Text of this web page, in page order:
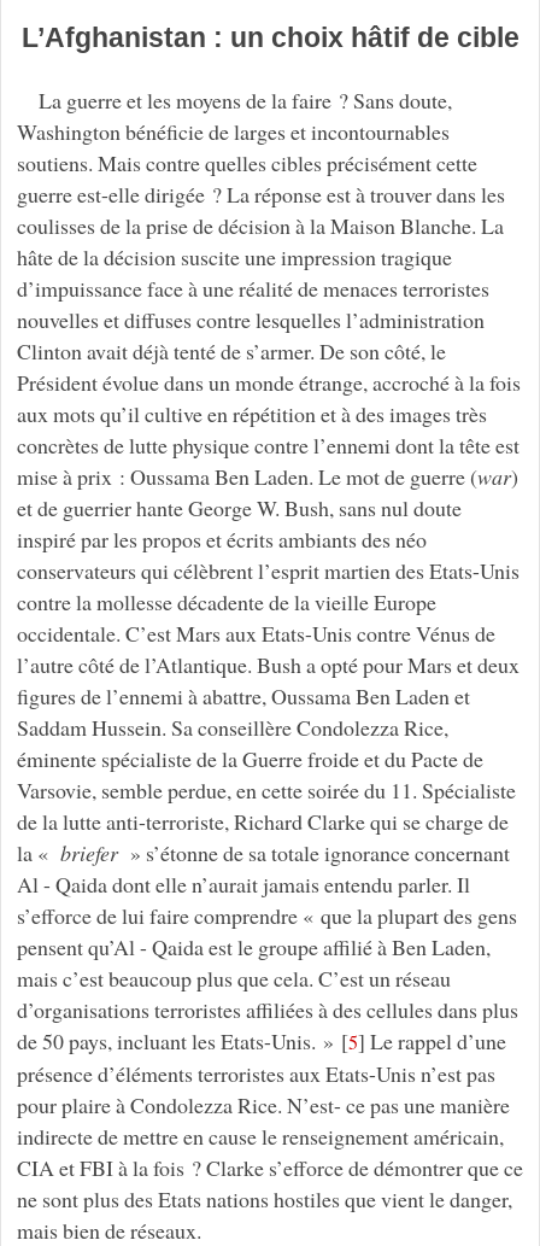
L’Afghanistan : un choix hâtif de cible
La guerre et les moyens de la faire ? Sans doute,
Washington bénéficie de larges et incontournables
soutiens. Mais contre quelles cibles précisément cette
guerre est-elle dirigée ? La réponse est à trouver dans les
coulisses de la prise de décision à la Maison Blanche. La
hâte de la décision suscite une impression tragique
d’impuissance face à une réalité de menaces terroristes
nouvelles et diffuses contre lesquelles l’administration
Clinton avait déjà tenté de s’armer. De son côté, le
Président évolue dans un monde étrange, accroché à la fois
aux mots qu’il cultive en répétition et à des images très
concrètes de lutte physique contre l’ennemi dont la tête est
mise à prix : Oussama Ben Laden. Le mot de guerre (war)
et de guerrier hante George W. Bush, sans nul doute
inspiré par les propos et écrits ambiants des néo
conservateurs qui célèbrent l’esprit martien des Etats-Unis
contre la mollesse décadente de la vieille Europe
occidentale. C’est Mars aux Etats-Unis contre Vénus de
l’autre côté de l’Atlantique. Bush a opté pour Mars et deux
figures de l’ennemi à abattre, Oussama Ben Laden et
Saddam Hussein. Sa conseillère Condolezza Rice,
éminente spécialiste de la Guerre froide et du Pacte de
Varsovie, semble perdue, en cette soirée du 11. Spécialiste
de la lutte anti-terroriste, Richard Clarke qui se charge de
la « briefer » s’étonne de sa totale ignorance concernant
Al - Qaida dont elle n’aurait jamais entendu parler. Il
s’efforce de lui faire comprendre « que la plupart des gens
pensent qu’Al - Qaida est le groupe affilié à Ben Laden,
mais c’est beaucoup plus que cela. C’est un réseau
d’organisations terroristes affiliées à des cellules dans plus
de 50 pays, incluant les Etats-Unis. » [5] Le rappel d’une
présence d’éléments terroristes aux Etats-Unis n’est pas
pour plaire à Condolezza Rice. N’est- ce pas une manière
indirecte de mettre en cause le renseignement américain,
CIA et FBI à la fois ? Clarke s’efforce de démontrer que ce
ne sont plus des Etats nations hostiles que vient le danger,
mais bien de réseaux.